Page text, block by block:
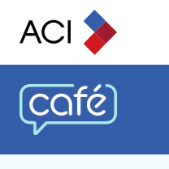
Skip to content
CAFÉ ACI